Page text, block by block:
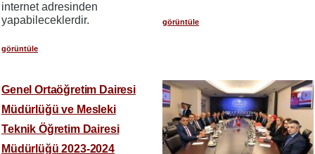
internet adresinden
yapabileceklerdir.
görüntüle
görüntüle
Genel Ortaöğretim Dairesi
Müdürlüğü ve Mesleki
Teknik Öğretim Dairesi
Müdürlüğü 2023-2024